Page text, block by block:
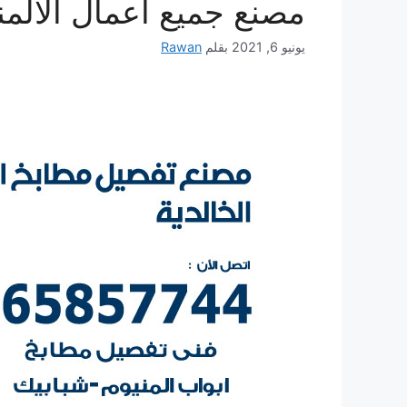
مصنع جميع أعمال
يونيو 6, 2021 بقلم Rawan